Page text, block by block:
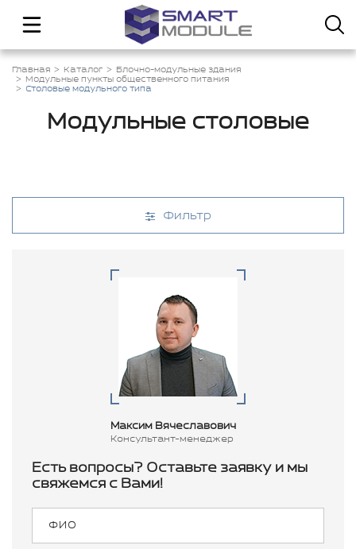
Главная Каталог
Блочно-модульные здания
Модульные пункты общественного питания
Столовые модульного типа
Модульные столовые
Фильтр
Максим Вячеславович
Консультант-менеджер
Есть вопросы? Оставьте заявку и мы
свяжемся с Вами!